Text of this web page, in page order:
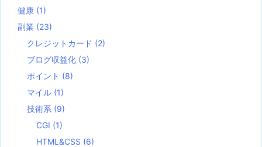
健康 (1)
副業 (23)
クレジットカード (2)
ブログ収益化 (3)
ポイント (8)
マイル (1)
技術系 (9)
CGI (1)
HTML&CSS (6)